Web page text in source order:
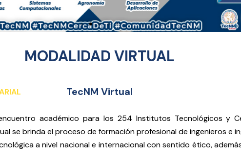
MODALIDAD VIRTUAL
TecNM Virtual
académico para los 254 Institutos Tecnológicos y
se brinda el proceso de formación profesional de ingenieros e
a nivel nacional e internacional con sentido ético,